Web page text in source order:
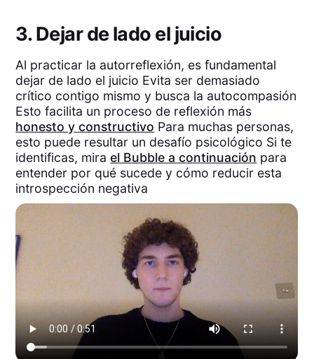
3. Dejar de lado el juicio
Al practicar la autorreflexión, es fundamental
dejar de lado el juicio Evita ser demasiado
crítico contigo mismo y busca la autocompasión
Esto facilita un proceso de reflexión más
honesto y constructivo Para muchas personas,
esto puede resultar un desafío psicológico Si te
identificas, mirael Bubble a continuación para
entender por qué sucede y cómo reducir esta
introspección negativa